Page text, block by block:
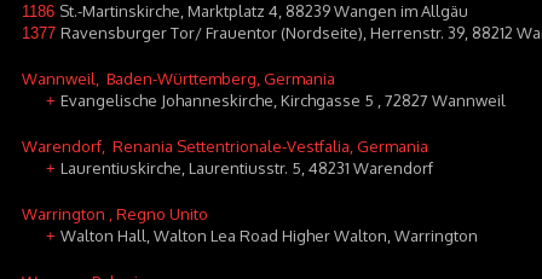
1186 St.-Martinskirche, Marktplatz 4, 88239 Wangen im Allgäu
1377 Ravensburger Tor/ Frauentor (Nordseite), Herrenstr. 39, 88212
Wannweil , Baden-Württemberg, Germania
+ Evangelische Johanneskirche, Kirchgasse 5 , 72827 Wannweil
Warendorf , Renania Settentrionale-Vestfalia, Germania
+ Laurentiuskirche, Laurentiusstr. 5, 48231 Warendorf
Warrington , Regno Unito
+ Walton Hall, Walton Lea Road Higher Walton, Warrington